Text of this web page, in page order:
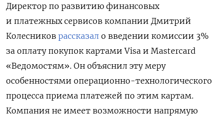
Директор по развитию финансовых
и платежных сервисов компании Дмитрий
Колесников рассказал о введении комиссии 3%
за оплату покупок картами Visa и Mastercard
«Ведомостям». Он объяснил эту меру
особенностями операционно-технологического
процесса приема платежей по этим картам.
Компания не имеет возможности напрямую